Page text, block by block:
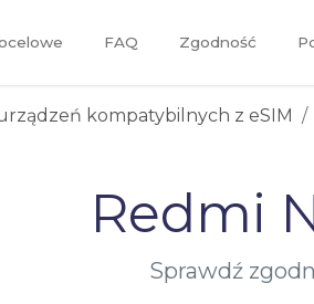
FAQ Zgodność
kompatybilnych z eSIM
Redmi
Sprawdź